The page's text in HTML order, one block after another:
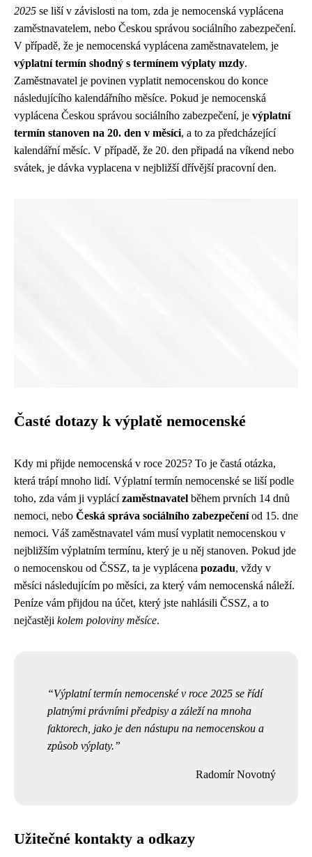
2025 se liší v závislosti na tom, zda je nemocenská vyplácena
zaměstnavatelem, nebo Českou správou sociálního zabezpečení.
V případě, že je nemocenská vyplácena zaměstnavatelem, je
výplatní termín shodný s termínem výplaty mzdy.
Zaměstnavatel je povinen vyplatit nemocenskou do konce
následujícího kalendářního měsíce. Pokud je nemocenská
vyplácena Českou správou sociálního zabezpečení, je výplatní
termín stanoven na 20. den v měsíci, a to za předcházející
kalendářní měsíc. V případě, že 20. den připadá na víkend nebo
svátek, je dávka vyplacena v nejbližší dřívější pracovní den.
Časté dotazy k výplatě nemocenské
Kdy mi přijde nemocenská v roce 2025? To je častá otázka,
která trápí mnoho lidí. Výplatní termín nemocenské se liší podle
toho, zda vám ji vyplácízaměstnavatel během prvních 14 dnů
nemoci, nebo Česká správa sociálního zabezpečeníod 15. dne
nemoci. Váš zaměstnavatel vám musí vyplatit nemocenskou v
nejbližším výplatním termínu, který je u něj stanoven. Pokud jde
o nemocenskou od ČSSZ, ta je vyplácena pozadu, vždy v
měsíci následujícím po měsíci, za který vám nemocenská náleží.
Peníze vám přijdou na účet, který jste nahlásili ČSSZ, a to
nejčastěji kolem poloviny měsíce.
Výplatní termín nemocenské v roce 2025 se řídí
platnými právními předpisy a záleží na mnoha
faktorech, jako je den nástupu na nemocenskou a
způsob výplaty.
Radomír Novotný
Užitečné kontakty a odkazy